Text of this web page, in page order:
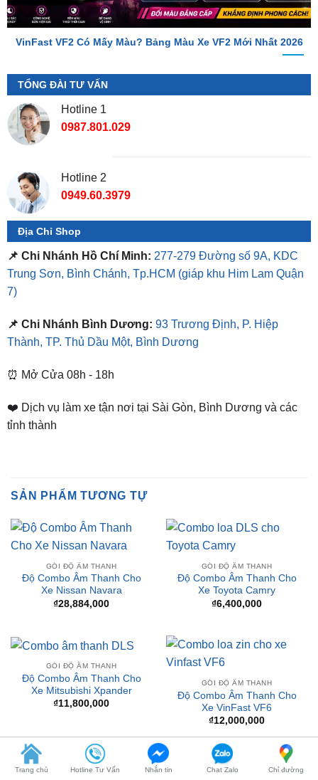
VinFast VF2 Có Mấy Màu? Bảng Màu Xe VF2 Mới Nhất 2026
TỔNG ĐÀI TƯ VẤN
Hotline 1
0987.801.029
Địa Chỉ Shop
📌 Chi Nhánh Hồ Chí Minh: 277-279 Đường số 9A, KDC
Trung Sơn, Bình Chánh, Tp.HCM
7)
📌 Chi Nhánh Bình Dương:
⏰ Mở Cửa 08h - 18h
❤️ Dịch vụ làm xe tận nơi tại Sài Gòn, Bình Dương và các
GÓI ĐỘ ÂM THANH
Độ Combo Âm Thanh Cho
₫28,884,000
GÓI ĐỘ ÂM THANH
Độ Combo Âm Thanh Cho
Xe Toyota Camry
₫ 6,400,000
Độ Combo Âm Thanh Cho
₫11,800,000
GÓI ĐỘ ÂM THANH
Độ Combo Âm Thanh Cho
₫12,000,000
GÓI ĐỘ ÂM THANH
Độ Combo Âm Thanh Cho
GÓI ĐỘ ÂM THANH
Độ Combo Âm Thanh Cho
Trang chủ Hotline Tư Vấn Nhắn tin Chat Zalo Chỉ đường